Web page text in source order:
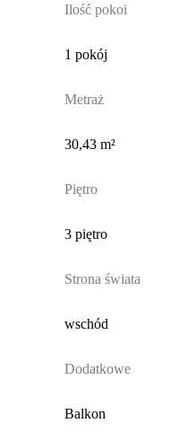
Ilość pokoi
1 pokój
Metraż
30,43 m²
Piętro
3 piętro
Strona świata
wschód
Dodatkowe
Balkon